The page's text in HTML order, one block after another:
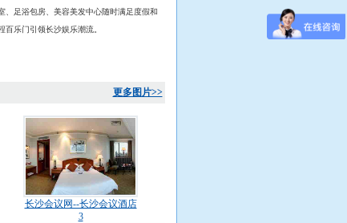
足浴包房、美容美发中心随时满足度假和
乐门引领长沙娱乐潮流。
更多图片>>
长沙会议网--长沙会议酒店
3